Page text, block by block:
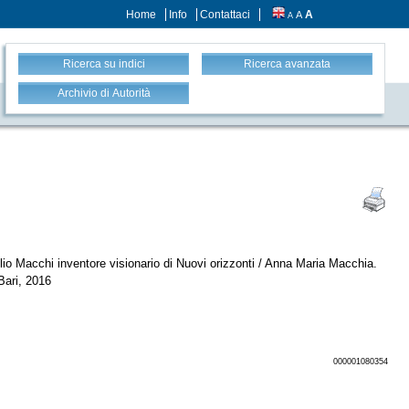
Home Info Contattaci A A A
Ricerca su indici Ricerca avanzata
Archivio di Autorità